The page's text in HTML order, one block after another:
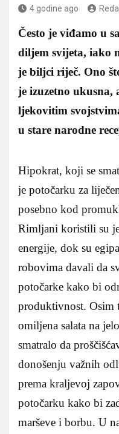
4 godine ago
Često je viđamo u
diljem svijeta, iako
je biljci riječ. Ono
je izuzetno
ljekovitim
u stare narodne
Hipokrat, koji se
je potočarku za
posebno kod
Rimljani koristili su
energije, dok su
robovima davali da
potočarke kako bi
produktivnost. Osim
omiljena salata na
smatralo da
donošenju važnih
prema kraljevoj
potočarku kako bi
marševe i borbu. U